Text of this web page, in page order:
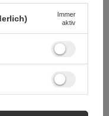
perfekte Lösung
oder
Watch Ultra 2
zu 40 Metern
eine neue Funktion
auf dem Gerät zu
ohne
auf Fragen
Immer
aktiv